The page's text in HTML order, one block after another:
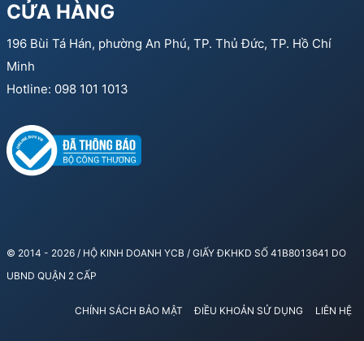
CỬA HÀNG
196 Bùi Tá Hán, phường An Phú, TP. Thủ Đức, TP. Hồ Chí
Minh
Hotline: 098 101 1013
© 2014 - 2026 / HỘ KINH DOANH YCB / GIẤY ĐKHKD SỐ 41B8013641 DO
UBND QUẬN 2 CẤP
CHÍNH SÁCH BẢO MẬT ĐIỀU KHOẢN SỬ DỤNG LIÊN HỆ